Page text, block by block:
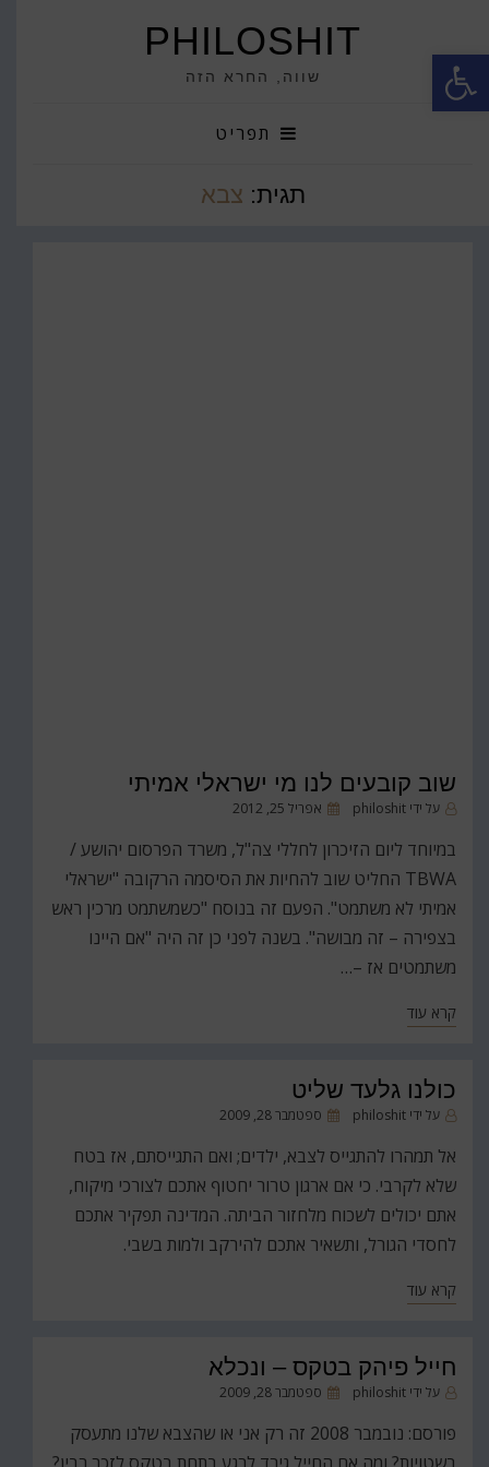
פתח סרגל נגישות PHILOSHIT
שווה, החרא הזה
תפריט
תגית: צבא
שוב קובעים לנו מי ישראלי אמיתי
על ידי philoshit
פורסםאפריל 25, 2012
במיוחד ליום הזיכרון לחללי צה"ל, משרד הפרסום יהושע /
TBWA החליט שוב להחיות את הסיסמה הרקובה "ישראלי
אמיתי לא משתמט". הפעם זה בנוסח "כשמשתמט מרכין ראש
בצפירה – זה מבושה". בשנה לפני כן זה היה "אם היינו
משתמטים אז –…
קרא עוד
כולנו גלעד שליט
על ידי philoshit
פורסםספטמבר 28, 2009
אל תמהרו להתגייס לצבא, ילדים; ואם התגייסתם, אז בטח
שלא לקרבי. כי אם ארגון טרור יחטוף אתכם לצורכי מיקוח,
אתם יכולים לשכוח מלחזור הביתה. המדינה תפקיר אתכם
לחסדי הגורל, ותשאיר אתכם להירקב ולמות בשבי.
קרא עוד
חייל פיהק בטקס – ונכלא
על ידי philoshit
פורסםספטמבר 28, 2009
פורסם: נובמבר 2008 זה רק אני או שהצבא שלנו מתעסק